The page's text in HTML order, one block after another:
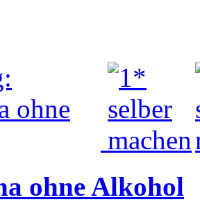
ohne Alkohol